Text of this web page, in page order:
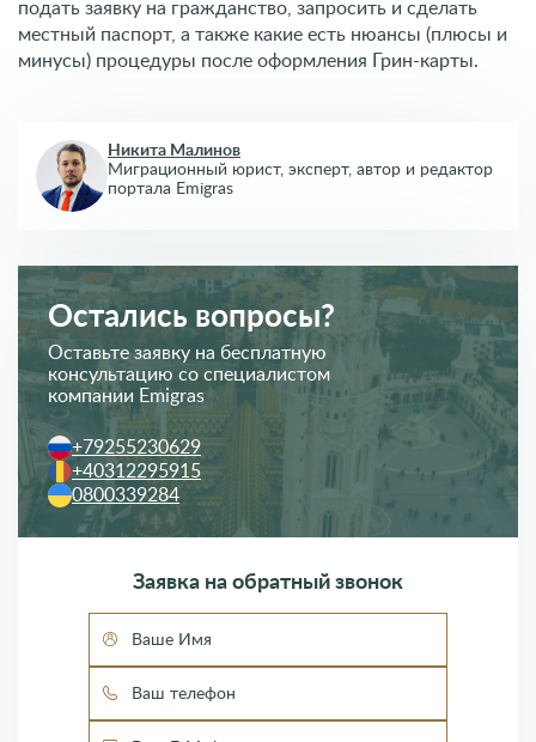
подать заявку на гражданство, запросить и сделать
местный паспорт, а также какие есть нюансы (плюсы и
минусы) процедуры после оформления Грин-карты.
Никита Малинов
Миграционный юрист, эксперт, автор и редактор
портала Emigras
Остались вопросы?
Оставьте заявку на бесплатную
консультацию со специалистом
компании Emigras
+79255230629
+40312295915
0800339284
Заявка на обратный звонок